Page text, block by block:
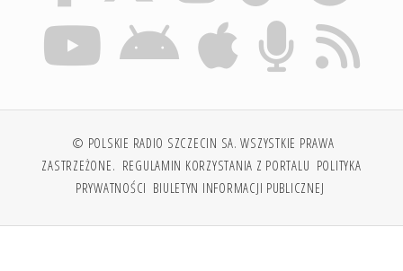
© POLSKIE RADIO SZCZECIN SA. WSZYSTKIE PRAWA
ZASTRZEŻONE. REGULAMIN KORZYSTANIA Z PORTALU POLITYKA
PRYWATNOŚCI BIULETYN INFORMACJI PUBLICZNEJ